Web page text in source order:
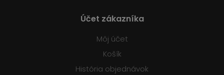
Účet zákazníka
Môj účet
Košík
História objednávok